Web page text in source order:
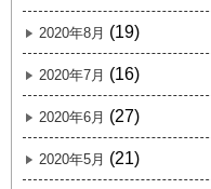
2020年8月 (19)
2020年7月 (16)
2020年6月 (27)
2020年5月 (21)